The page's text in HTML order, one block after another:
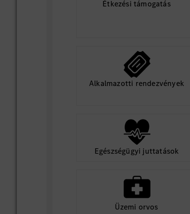
Étkezési támogatás
Alkalmazotti rendezvények
Egészségügyi juttatások
Üzemi orvos